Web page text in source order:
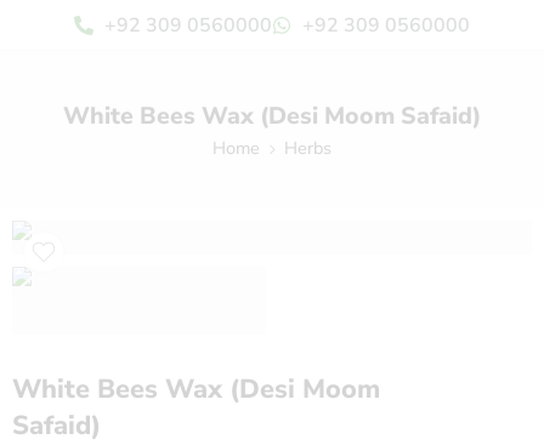
+92 309 0560000 +92 309 0560000
White Bees Wax (Desi Moom Safaid)
Home Herbs
White Bees Wax (Desi Moom
Safaid)